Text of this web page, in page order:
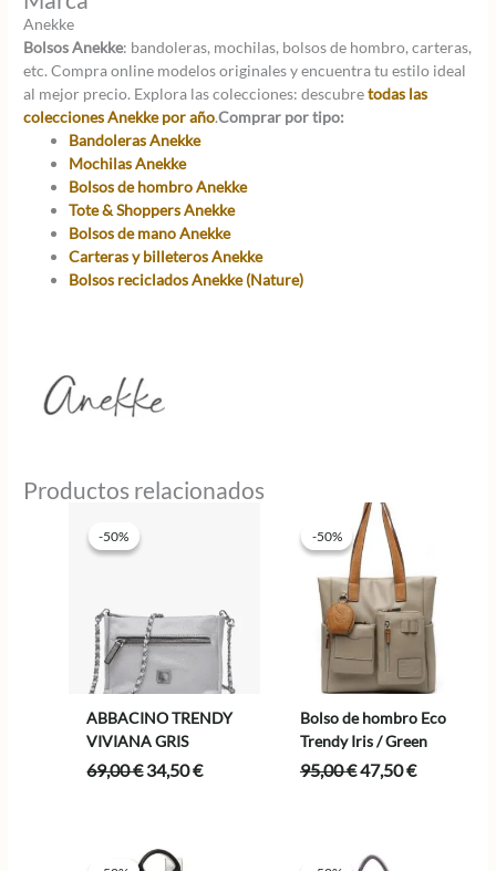
Anekke
Bolsos Anekke: bandoleras, mochilas, bolsos de hombro, carteras,
etc. Compra online modelos originales y encuentra tu estilo ideal
al mejor precio. Explora las colecciones: descubretodas las
colecciones Anekke por año.Comprar por tipo:
Bandoleras Anekke
Mochilas Anekke
Bolsos de hombro Anekke
Tote & Shoppers Anekke
Bolsos de mano Anekke
Carteras y billeteros Anekke
Bolsos reciclados Anekke (Nature)
Productos relacionados
-50%
-50%
ABBACINO TRENDY
VIVIANA GRIS
69,00€El
69,00 €.
34,50€El
-50%
-50%
Bolso de hombro Eco
Trendy Iris / Green
95,00€El
95,00 €.
47,50€El